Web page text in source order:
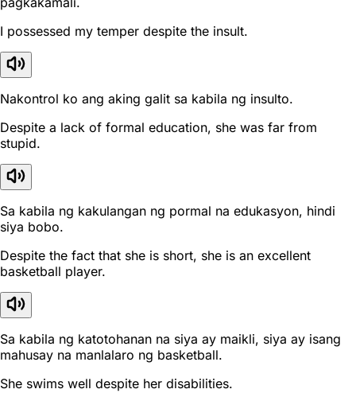
I possessed my temper despite the insult.
Nakontrol ko ang aking galit sa kabila ng insulto.
Despite a lack of formal education, she was far from
stupid.
Sa kabila ng kakulangan ng pormal na edukasyon, hindi
siya bobo.
Despite the fact that she is short, she is an excellent
basketball player.
Sa kabila ng katotohanan na siya ay maikli, siya ay isang
mahusay na manlalaro ng basketball.
She swims well despite her disabilities.